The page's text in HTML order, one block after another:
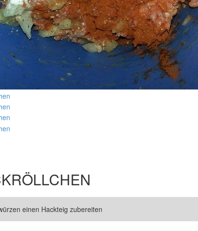
einen Hackteig zubereiten